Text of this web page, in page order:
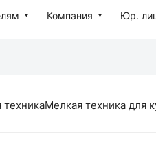
Компания Юр.
техникаМелкая техника для